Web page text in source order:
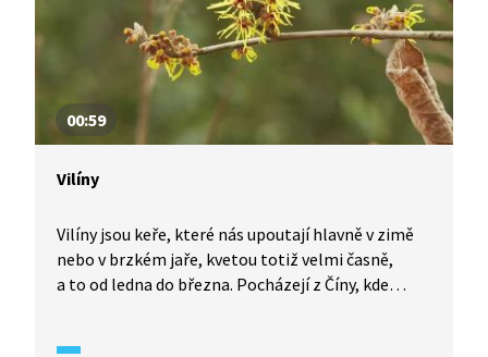
00:59
Vilíny
Vilíny jsou keře, které nás upoutají hlavně v zimě
nebo v brzkém jaře, kvetou totiž velmi časně,
a to od ledna do března. Pocházejí z Číny, kde